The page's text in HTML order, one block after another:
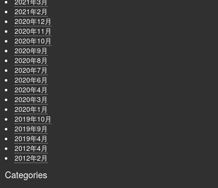
2021年2月
2020年12月
2020年11月
2020年10月
2020年9月
2020年8月
2020年7月
2020年6月
2020年4月
2020年3月
2020年1月
2019年10月
2019年9月
2019年4月
2012年4月
2012年2月
Categories